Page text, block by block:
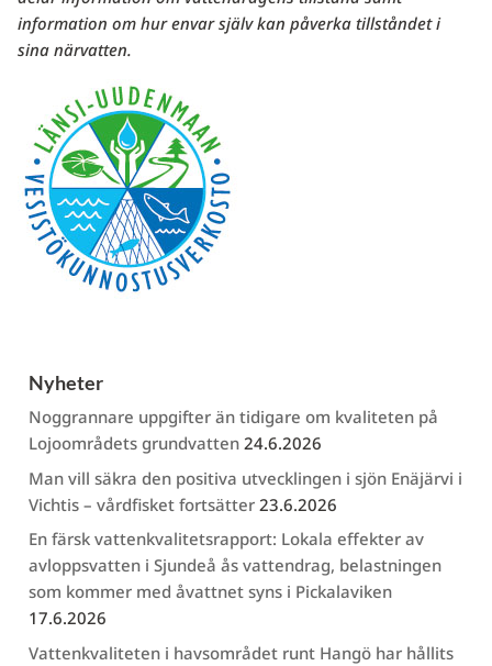
information om hur envar själv kan påverka tillståndet i
sina närvatten.
Nyheter
Noggrannare uppgifter än tidigare om kvaliteten på
Lojoområdets grundvatten 24.6.2026
Man vill säkra den positiva utvecklingen i sjön Enäjärvi i
Vichtis – vårdfisket fortsätter 23.6.2026
En färsk vattenkvalitetsrapport: Lokala effekter av
avloppsvatten i Sjundeå ås vattendrag, belastningen
som kommer med åvattnet syns i Pickalaviken
17.6.2026
Vattenkvaliteten i havsområdet runt Hangö har hållits